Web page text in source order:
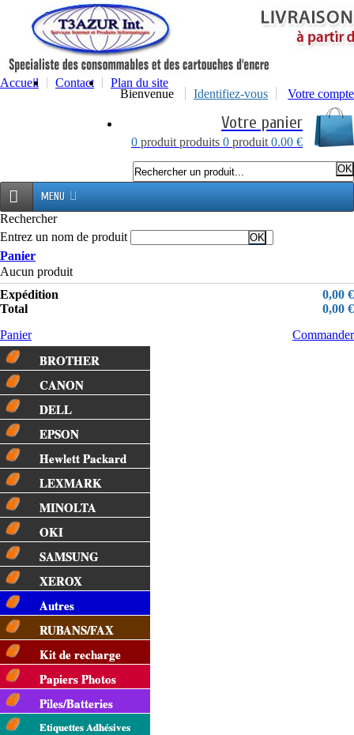
Accueil Contact
Plan du site
Bienvenue
Identifiez-vous Votre compte
Votre panier
0 produit produits 0 produit 0.00 €
MENU
Rechercher
Entrez un nom de produit
Panier
Aucun produit
Expédition
0,00 €
Total
0,00 €
Panier
Commander
BROTHER
CANON
DELL
EPSON
Hewlett Packard
LEXMARK
MINOLTA
OKI
SAMSUNG
XEROX
Autres
RUBANS/FAX
Kit de recharge
Papiers Photos
Piles/Batteries
Etiquettes Adhésives